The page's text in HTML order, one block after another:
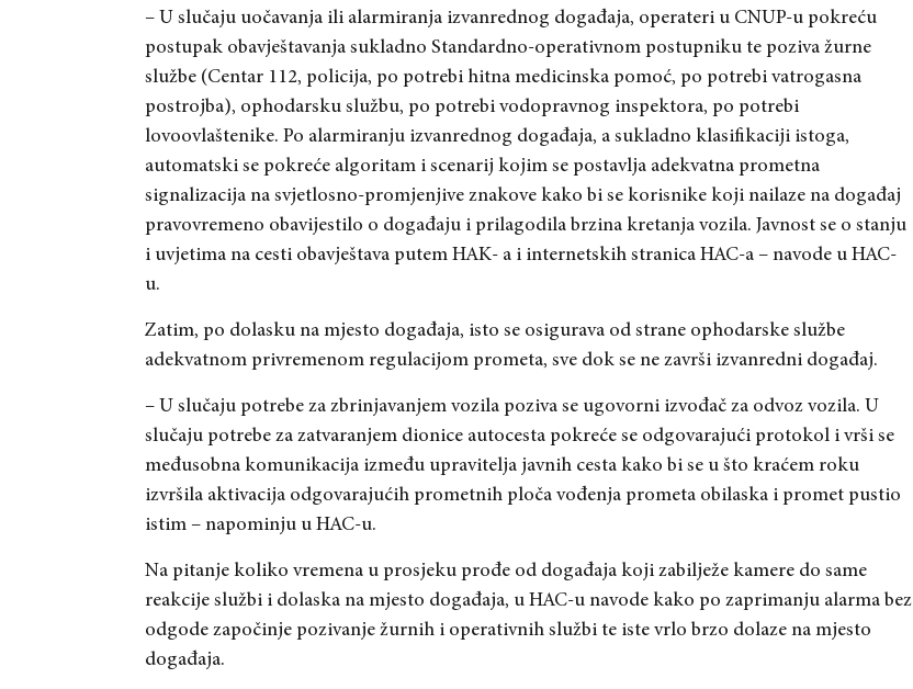
– U slučaju uočavanja ili alarmiranja izvanrednog događaja, operateri u CNUP-u pokreću
postupak obavještavanja sukladno Standardno-operativnom postupniku te poziva žurne
službe (Centar 112, policija, po potrebi hitna medicinska pomoć, po potrebi vatrogasna
postrojba), ophodarsku službu, po potrebi vodopravnog inspektora, po potrebi
lovoovlaštenike. Po alarmiranju izvanrednog događaja, a sukladno klasifikaciji istoga,
automatski se pokreće algoritam i scenarij kojim se postavlja adekvatna prometna
signalizacija na svjetlosno-promjenjive znakove kako bi se korisnike koji nailaze na događaj
pravovremeno obavijestilo o događaju i prilagodila brzina kretanja vozila. Javnost se o stanju
i uvjetima na cesti obavještava putem HAK- a i internetskih stranica HAC-a – navode u HAC-
u.
Zatim, po dolasku na mjesto događaja, isto se osigurava od strane ophodarske službe
adekvatnom privremenom regulacijom prometa, sve dok se ne završi izvanredni događaj.
– U slučaju potrebe za zbrinjavanjem vozila poziva se ugovorni izvođač za odvoz vozila. U
slučaju potrebe za zatvaranjem dionice autocesta pokreće se odgovarajući protokol i vrši se
međusobna komunikacija između upravitelja javnih cesta kako bi se u što kraćem roku
izvršila aktivacija odgovarajućih prometnih ploča vođenja prometa obilaska i promet pustio
istim – napominju u HAC-u.
Na pitanje koliko vremena u prosjeku prođe od događaja koji zabilježe kamere do same
reakcije službi i dolaska na mjesto događaja, u HAC-u navode kako po zaprimanju alarma bez
odgode započinje pozivanje žurnih i operativnih službi te iste vrlo brzo dolaze na mjesto
događaja.